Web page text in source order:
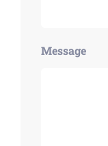
Message